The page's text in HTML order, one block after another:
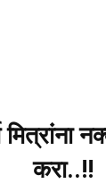
मित्रांना
करा..!!